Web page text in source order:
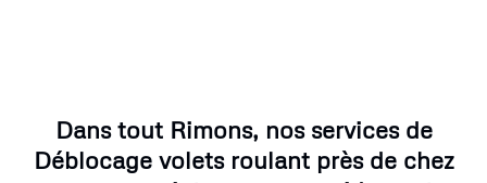
Dans tout Rimons, nos services de
Déblocage volets roulant près de chez